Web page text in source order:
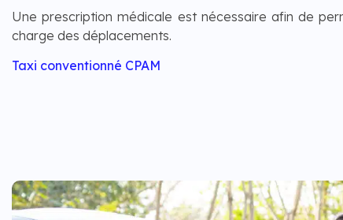
Une prescription médicale est nécessaire afin de
charge des déplacements.
Taxi conventionné CPAM